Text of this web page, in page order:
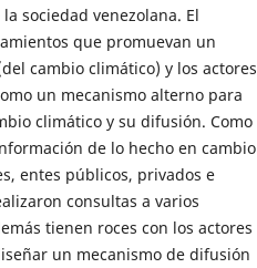
sociedad venezolana. El
que promuevan un
cambio climático) y los actores
un mecanismo alterno para
climático y su difusión. Como
de lo hecho en cambio
entes públicos, privados e
consultas a varios
tienen roces con los actores
un mecanismo de difusión